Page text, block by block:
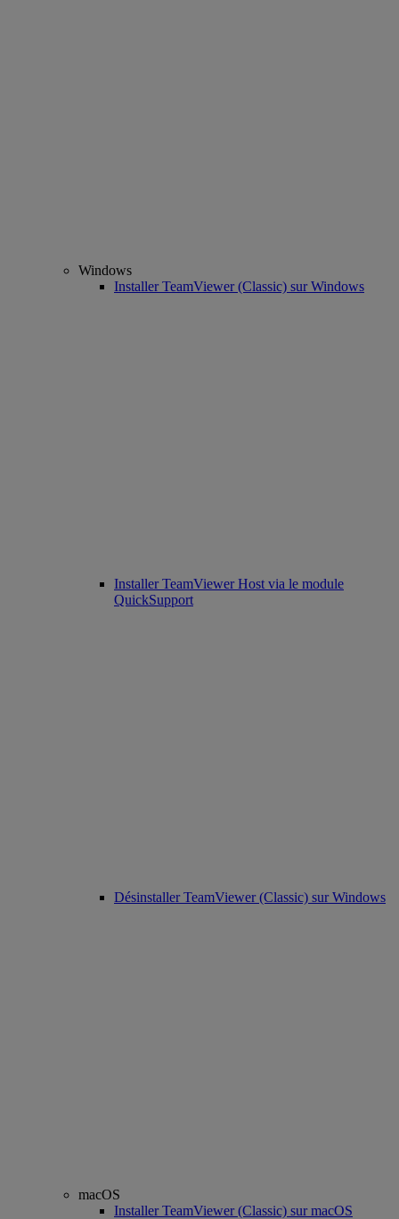
Windows
Installer TeamViewer (Classic) sur Windows
Installer TeamViewer Host via le module
QuickSupport
Désinstaller TeamViewer (Classic) sur Windows
macOS
Installer TeamViewer (Classic) sur macOS